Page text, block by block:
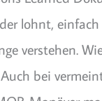
lohnt,
verstehen.
bei